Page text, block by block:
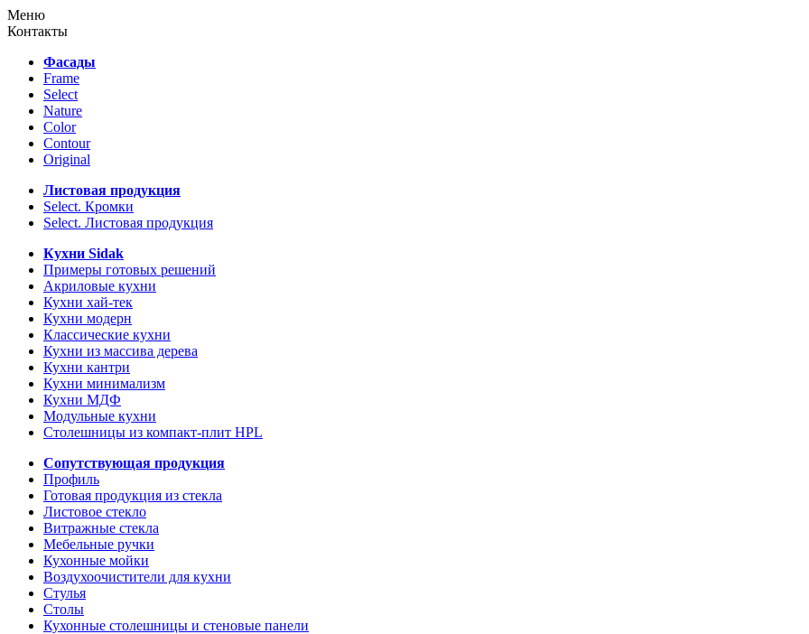
Меню
Контакты
Фасады
Frame
Select
Nature
Color
Contour
Original
Листовая продукция
Select. Кромки
Select. Листовая продукция
Кухни Sidak
Примеры готовых решений
Акриловые кухни
Кухни хай-тек
Кухни модерн
Классические кухни
Кухни из массива дерева
Кухни кантри
Кухни минимализм
Кухни МДФ
Модульные кухни
Столешницы из компакт-плит HPL
Сопутствующая продукция
Профиль
Готовая продукция из стекла
Листовое стекло
Витражные стекла
Мебельные ручки
Кухонные мойки
Воздухоочистители для кухни
Стулья
Столы
Кухонные столешницы и стеновые панели